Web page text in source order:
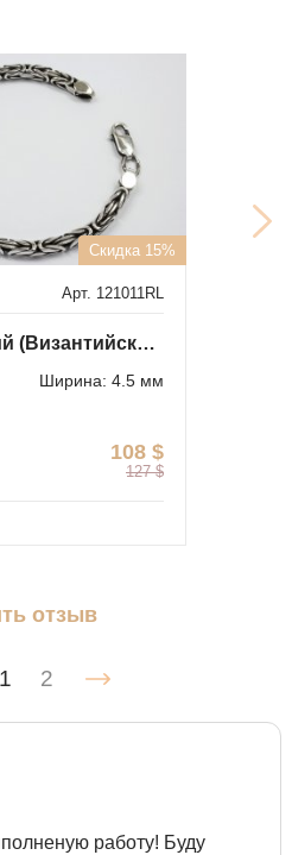
Скидка 15%
Арт. 121011RL
Королевский (Византийский) браслет
Ширина: 4.5 мм
108 $
127 $
отзыв
1 2
работу! Буду